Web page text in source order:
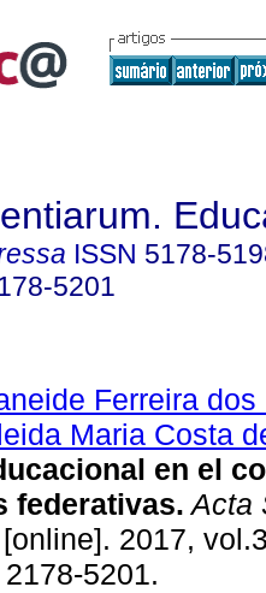
ISSN 5178-
5201
Ferreira dos
Maria Costa
en el
federativas. Acta
[online]. 2017,
5201.